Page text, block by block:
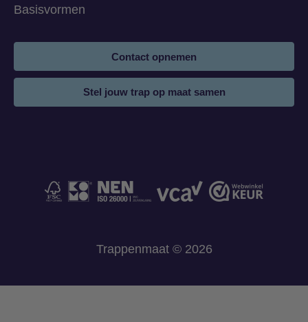
Basisvormen
Contact opnemen
Stel jouw trap op maat samen
Trappenmaat © 2026